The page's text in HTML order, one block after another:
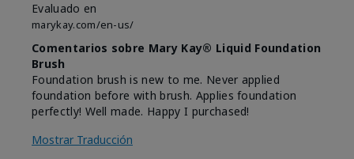
Evaluado en
marykay.com/en-us/
Comentarios sobre Mary Kay® Liquid Foundation
Brush
Foundation brush is new to me. Never applied
foundation before with brush. Applies foundation
perfectly! Well made. Happy I purchased!
Mostrar Traducción